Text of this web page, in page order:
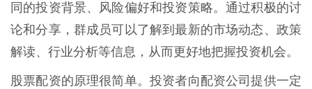
同的投资背景、风险偏好和投资策略。通过积极的讨
论和分享，群成员可以了解到最新的市场动态、政策
解读、行业分析等信息，从而更好地把握投资机会。
股票配资的原理很简单。投资者向配资公司提供一定